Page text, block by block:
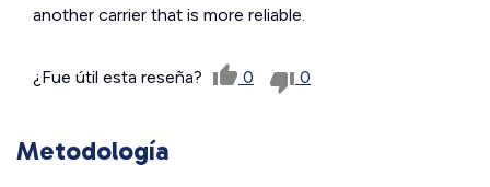
another carrier that is more reliable.
¿Fue útil esta reseña? 0 0
Metodología